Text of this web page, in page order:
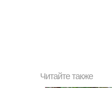
Читайте также